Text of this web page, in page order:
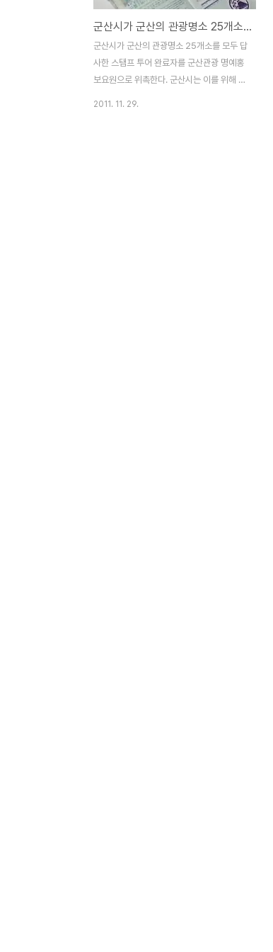
군산시가 군산의 관광명소 25개소를 모두 답사한 군산관광 스탬프투어 완주자 등록·접수
군산시가 군산의 관광명소 25개소를 모두 답
사한 스탬프 투어 완료자를 군산관광 명예홍
보요원으로 위촉한다. 군산시는 이를 위해 오
2011. 11. 29.